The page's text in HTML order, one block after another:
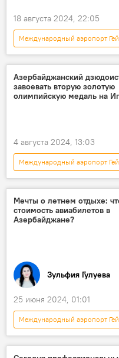
Баку
Вирус
симптомы
Медицина
Общество
18 августа 2024, 22:05
Международный аэропорт
Новости
Россия
Азербайджан
Государственный визит
Политика
Азербайджанский
завоевать вторую золотую
олимпийскую медаль на
4 августа 2024, 13:03
Международный аэропорт
Азербайджан
Олимпиада-2024
Федерация дзюдо
Мечты о летнем отдыхе:
стоимость авиабилетов в
Азербайджане?
Зульфия Гулуева
25 июня 2024, 01:01
Международный аэропорт
Эксклюзивы
Туризм
Общество